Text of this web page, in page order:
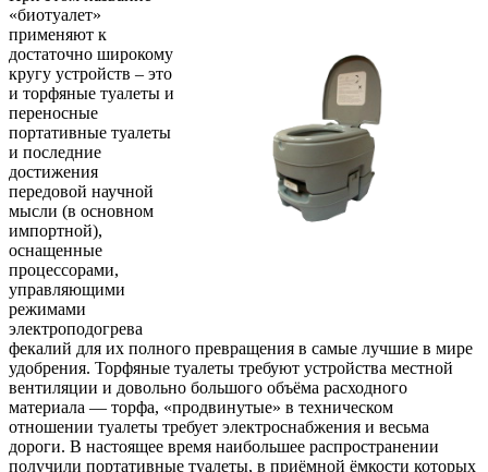
«биотуалет»
применяют к
достаточно широкому
кругу устройств – это
и торфяные туалеты и
переносные
портативные туалеты
и последние
достижения
передовой научной
мысли (в основном
импортной),
оснащенные
процессорами,
управляющими
режимами
электроподогрева
фекалий для их полного превращения в самые лучшие в мире
удобрения. Торфяные туалеты требуют устройства местной
вентиляции и довольно большого объёма расходного
материала — торфа, «продвинутые» в техническом
отношении туалеты требует электроснабжения и весьма
дороги. В настоящее время наибольшее распространении
получили портативные туалеты, в приёмной ёмкости которых